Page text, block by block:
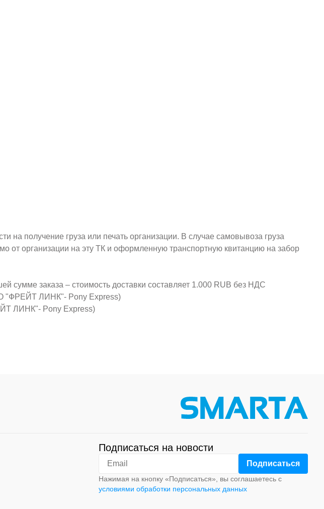
на получение груза или печать организации. В случае самовывоза груза
от организации на эту ТК и оформленную транспортную квитанцию на забор
сумме заказа – стоимость доставки составляет 1.000 RUB без НДС
"ФРЕЙТ ЛИНК"- Pony Express)
ЛИНК"- Pony Express)
Подписаться на новости
Нажимая на кнопку «Подписаться», вы соглашаетесь с
условиями обработки персональных данных